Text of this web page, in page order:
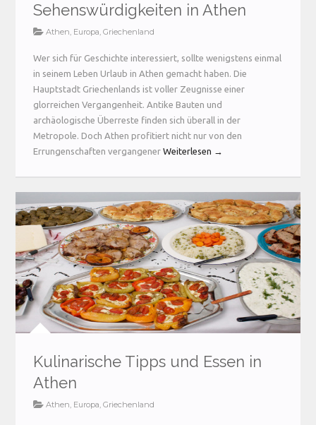
Sehenswürdigkeiten in Athen
Athen, Europa,Griechenland
Wer sich für Geschichte interessiert, sollte wenigstens einmal
in seinem Leben Urlaub in Athen gemacht haben. Die
Hauptstadt Griechenlands ist voller Zeugnisse einer
glorreichen Vergangenheit. Antike Bauten und
archäologische Überreste finden sich überall in der
Metropole. Doch Athen profitiert nicht nur von den
Errungenschaften vergangenerWeiterlesen →
Kulinarische Tipps und Essen in
Athen
Athen, Europa,Griechenland